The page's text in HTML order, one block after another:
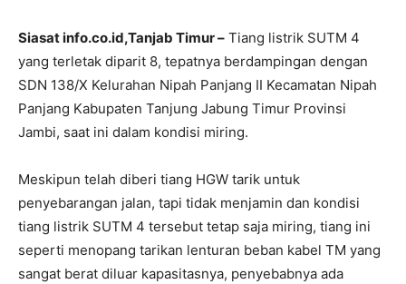
Siasat info.co.id,Tanjab Timur – Tiang listrik SUTM 4
yang terletak diparit 8, tepatnya berdampingan dengan
SDN 138/X Kelurahan Nipah Panjang II Kecamatan Nipah
Panjang Kabupaten Tanjung Jabung Timur Provinsi
Jambi, saat ini dalam kondisi miring.
Meskipun telah diberi tiang HGW tarik untuk
penyebarangan jalan, tapi tidak menjamin dan kondisi
tiang listrik SUTM 4 tersebut tetap saja miring, tiang ini
seperti menopang tarikan lenturan beban kabel TM yang
sangat berat diluar kapasitasnya, penyebabnya ada